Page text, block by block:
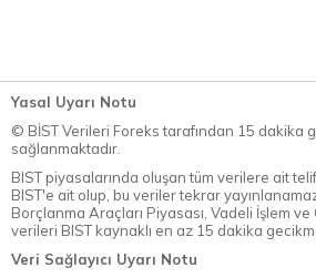
Yasal Uyarı Notu
© BİST Verileri Foreks tarafından 15 dakika
sağlanmaktadır.
BIST piyasalarında oluşan tüm verilere ait
BIST'e ait olup, bu veriler tekrar
Borçlanma Araçları Piyasası, Vadeli İşlem ve
verileri BIST kaynaklı en az 15 dakika
Veri Sağlayıcı Uyarı Notu